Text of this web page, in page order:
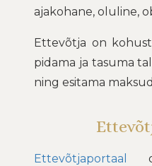
ajakohane, oluline,
Ettevõtja on
pidama ja tasuma
ning esitama
Ettevõtjaportaal